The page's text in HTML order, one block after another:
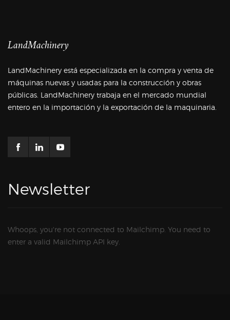
LandMachinery
LandMachinery está especializada en la compra y venta de
máquinas nuevas y usadas para la construcción y obras
públicas. LandMachinery trabaja en el mercado mundial
entero en la importación y la exportación de la maquinaria.
Newsletter
Whoops, you're not connected to Mailchimp. You need to
enter a valid Mailchimp API key.